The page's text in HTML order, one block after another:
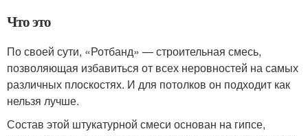
Что это
По своей сути, «Ротбанд» — строительная смесь,
позволяющая избавиться от всех неровностей на самых
различных плоскостях. И для потолков он подходит как
нельзя лучше.
Состав этой штукатурной смеси основан на гипсе,